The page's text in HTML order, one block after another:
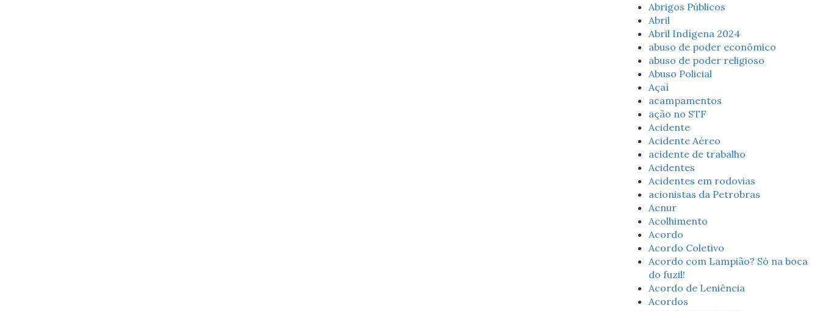
Abrigos Públicos
Abril
Abril Indígena 2024
abuso de poder econômico
abuso de poder religioso
Abuso Policial
Açaí
acampamentos
ação no STF
Acidente
Acidente Aéreo
acidente de trabalho
Acidentes
Acidentes em rodovias
acionistas da Petrobras
Acnur
Acolhimento
Acordo
Acordo Coletivo
Acordo com Lampião? Só na boca
do fuzil!
Acordo de Leniência
Acordos